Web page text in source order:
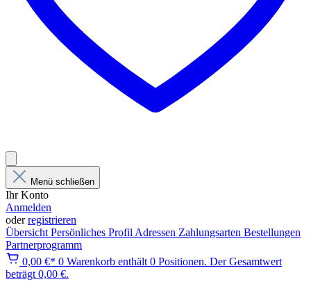
Menü schließen
Ihr Konto
Anmelden
oderregistrieren
Übersicht Persönliches Profil Adressen Zahlungsarten Bestellungen
Partnerprogramm
0,00 €* 0 Warenkorb enthält 0 Positionen. Der Gesamtwert
beträgt 0,00 €.